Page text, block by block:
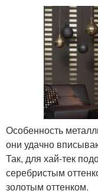
Особенность
они удачно
Так, для хай-тек
серебристым
золотым оттенком.